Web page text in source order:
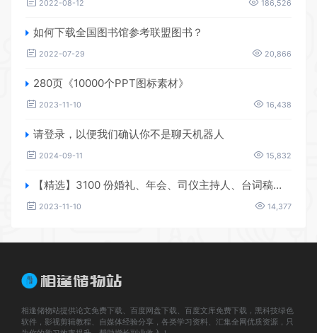
2022-08-12 186,526
如何下载全国图书馆参考联盟图书？
2022-07-29 20,866
280页《10000个PPT图标素材》
2023-11-10 16,438
请登录，以便我们确认你不是聊天机器人
2024-09-11 15,832
【精选】3100 份婚礼、年会、司仪主持人、台词稿、节日生日、晚会、开场、开场白素材
2023-11-10 14,377
相逢储物站提供论文免费下载、百度网盘下载、百度文库免费下载，黑科技绿色
软件，影视剪辑教程、自媒体经验分享，各类学习资料、汇集全网优质资源，只